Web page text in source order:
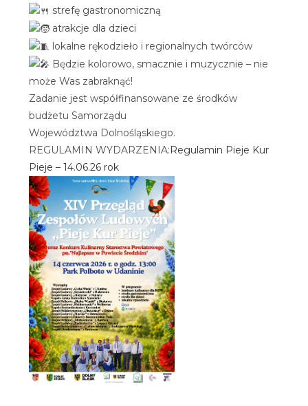
strefę gastronomiczną
atrakcje dla dzieci
lokalne rękodzieło i regionalnych twórców
Będzie kolorowo, smacznie i muzycznie – nie
może Was zabraknąć!
Zadanie jest współfinansowane ze środków
budżetu Samorządu
Województwa Dolnośląskiego.
REGULAMIN WYDARZENIA: Regulamin Pieje Kur
Pieje – 14.06.26 rok